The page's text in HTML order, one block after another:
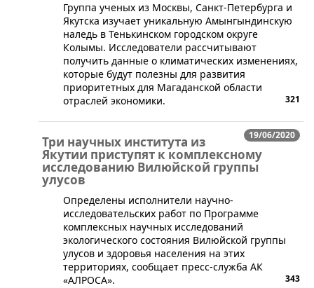
Группа ученых из Москвы, Санкт-Петербурга и
Якутска изучает уникальную Амынгындинскую
наледь в Тенькинском городском округе
Колымы. Исследователи рассчитывают
получить данные о климатических изменениях,
которые будут полезны для развития
приоритетных для Магаданской области
отраслей экономики.
321
19/06/2020
Три научных института из
Якутии приступят к комплексному
исследованию Вилюйской группы
улусов
​​Определены исполнители научно-
исследовательских работ по Программе
комплексных научных исследований
экологического состояния Вилюйской группы
улусов и здоровья населения на этих
территориях, сообщает пресс-служба АК
«АЛРОСА».
343